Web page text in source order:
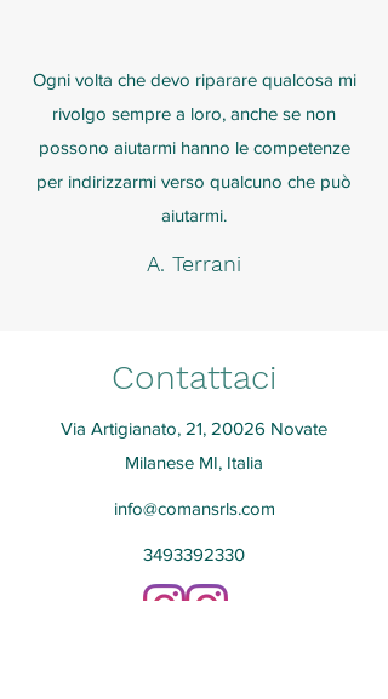
Ogni volta che devo riparare qualcosa mi
rivolgo sempre a loro, anche se non
possono aiutarmi hanno le competenze
per indirizzarmi verso qualcuno che può
aiutarmi.
A. Terrani
Contattaci
Via Artigianato, 21, 20026 Novate
Milanese MI, Italia
info@comansrls.com
3493392330